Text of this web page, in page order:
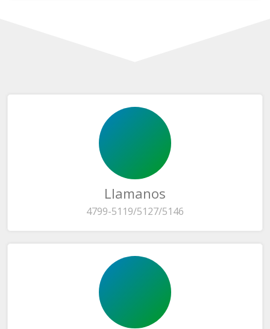
Llamanos
4799-5119/5127/5146